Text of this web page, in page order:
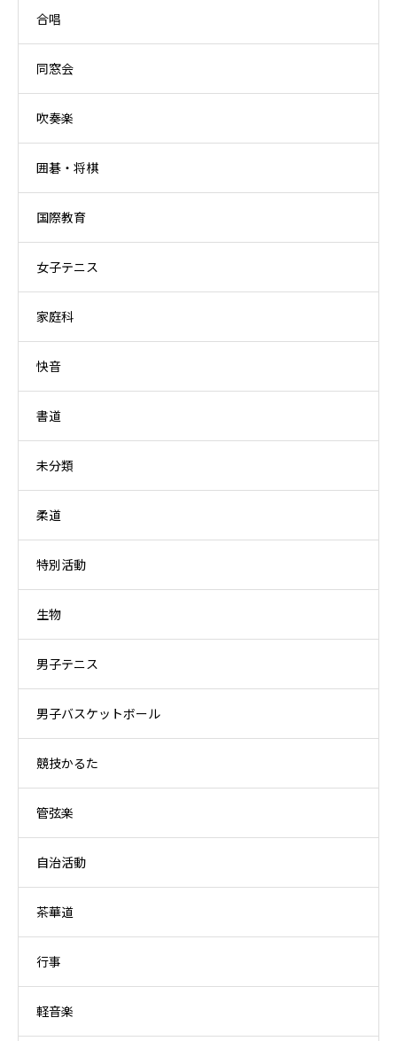
合唱
同窓会
吹奏楽
囲碁・将棋
国際教育
女子テニス
家庭科
快音
書道
未分類
柔道
特別活動
生物
男子テニス
男子バスケットボール
競技かるた
管弦楽
自治活動
茶華道
行事
軽音楽